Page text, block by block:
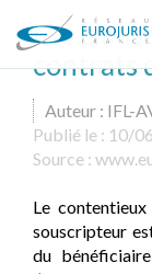
Les
contrats
Auteur : IFL-
Publié le : 10/
Source :
Le contentieux
souscripteur
du